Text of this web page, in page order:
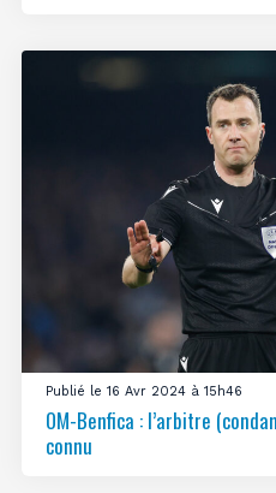
Publié le 16 Avr 2024 à 15h46
OM-Benfica : l’arbitre
connu